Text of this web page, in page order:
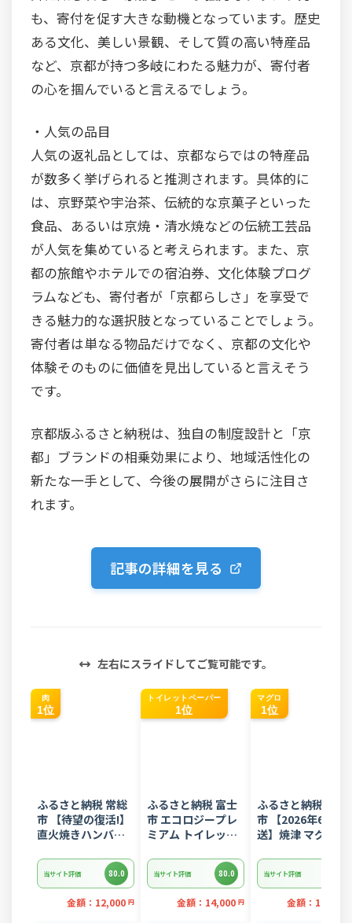
も、寄付を促す大きな動機となっています。歴史
ある文化、美しい景観、そして質の高い特産品
など、京都が持つ多岐にわたる魅力が、寄付者
の心を掴んでいると言えるでしょう。
・人気の品目
人気の返礼品としては、京都ならではの特産品
が数多く挙げられると推測されます。具体的に
は、京野菜や宇治茶、伝統的な京菓子といった
食品、あるいは京焼・清水焼などの伝統工芸品
が人気を集めていると考えられます。また、京
都の旅館やホテルでの宿泊券、文化体験プログ
ラムなども、寄付者が「京都らしさ」を享受で
きる魅力的な選択肢となっていることでしょう。
寄付者は単なる物品だけでなく、京都の文化や
体験そのものに価値を見出していると言えそう
です。
京都版ふるさと納税は、独自の制度設計と「京
都」ブランドの相乗効果により、地域活性化の
新たな一手として、今後の展開がさらに注目さ
れます。
記事の詳細を見る
左右にスライドしてご覧可能です。
肉
1位
ふるさと納税 常総
市 【待望の復活!】
直火焼きハンバー
ス 3kg 22個入り
当サイト評価 80.0
金額：12,000 円
トイレットペーパー
1位
ふるさと納税 富士
市 エコロジープレ
ミアム トイレット
ロール 日用品 人気
当サイト評価 80.0
金額：14,000 円
マグロ
1位
ふるさと納税 焼津
市 【2026年6月発
送】焼津 マグロ ネ
ぎとろ(a10-
875202606)
当サイト評価
金額：11,000